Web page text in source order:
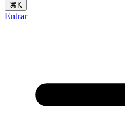
⌘ K
Entrar